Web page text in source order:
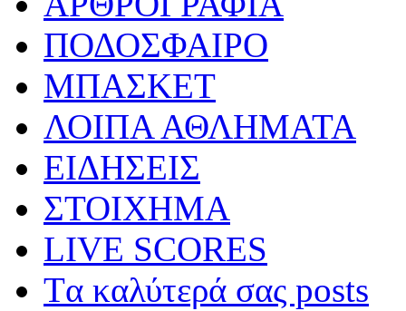
ΠΟΔΟΣΦΑΙΡΟ
ΜΠΑΣΚΕΤ
ΛΟΙΠΑ ΑΘΛΗΜΑΤΑ
ΕΙΔΗΣΕΙΣ
ΣΤΟΙΧΗΜΑ
LIVE SCORES
Tα καλύτερά σας posts